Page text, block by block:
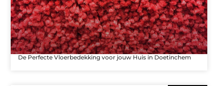
De Perfecte Vloerbedekking voor jouw Huis in Doetinchem